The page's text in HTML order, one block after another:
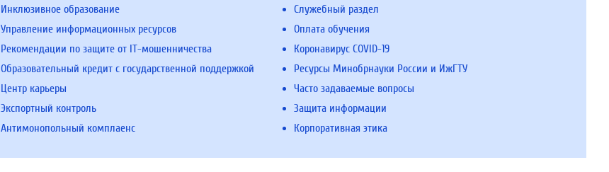
Инклюзивное образование
Управление информационных ресурсов
Рекомендации по защите от IT-мошенничества
Образовательный кредит с государственной поддержкой
Центр карьеры
Экспортный контроль
Антимонопольный комплаенс
Служебный раздел
Оплата обучения
Коронавирус COVID-19
Ресурсы Минобрнауки России и ИжГТУ
Часто задаваемые вопросы
Защита информации
Корпоративная этика